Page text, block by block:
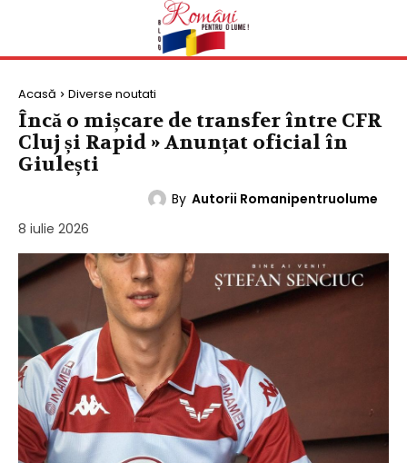
Acasă Diverse noutati
Încă o mișcare de transfer între CFR
Cluj și Rapid » Anunțat oficial în
Giulești
By Autorii Romanipentruolume
8 iulie 2026